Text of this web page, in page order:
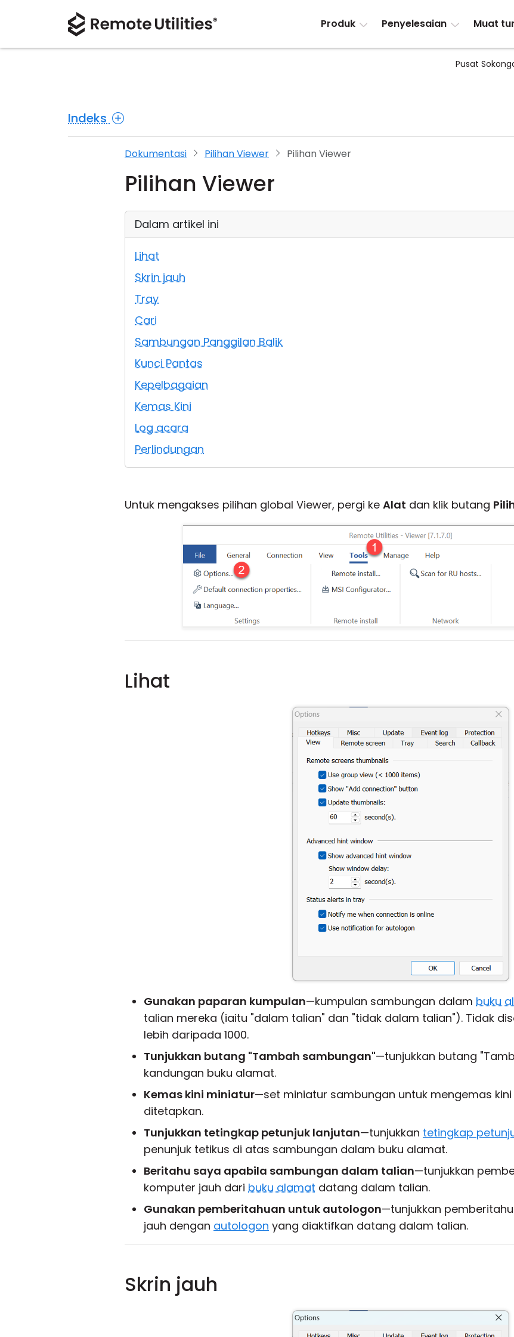
Produk Penyelesaian Muat
Pusat
Indeks
Dokumentasi Pilihan Viewer Pilihan Viewer
Pilihan Viewer
Dalam artikel ini
Lihat
Skrin jauh
Tray
Cari
Sambungan Panggilan Balik
Kunci Pantas
Kepelbagaian
Kemas Kini
Log acara
Perlindungan
Untuk mengakses pilihan global Viewer, pergi ke Alat dan klik butang
Lihat
Gunakan paparan kumpulan—kumpulan sambungan dalam buku
talian mereka (iaitu "dalam talian" dan "tidak dalam talian"). Tidak
lebih daripada 1000.
Tunjukkan butang "Tambah sambungan"—tunjukkan butang
kandungan buku alamat.
Kemas kini miniatur—set miniatur sambungan untuk mengemas
ditetapkan.
Tunjukkan tetingkap petunjuk lanjutan—tunjukkan tetingkap
penunjuk tetikus di atas sambungan dalam buku alamat.
Beritahu saya apabila sambungan dalam talian—tunjukkan
komputer jauh dari buku alamat datang dalam talian.
Gunakan pemberitahuan untuk autologon—tunjukkan
jauh dengan autologon yang diaktifkan datang dalam talian.
Skrin jauh